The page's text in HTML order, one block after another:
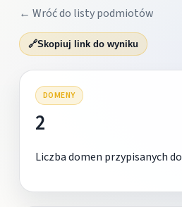
← Wróć do listy podmiotów
🔗Skopiuj link do wyniku
DOMENY
2
Liczba domen przypisanych